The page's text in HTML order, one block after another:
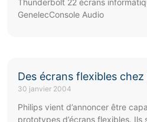
Thunderbolt 22 écrans
GenelecConsole Audio
Des écrans flexibles chez
30 janvier 2004
Philips vient d’annoncer être
prototypes d’écrans flexibles. Ils